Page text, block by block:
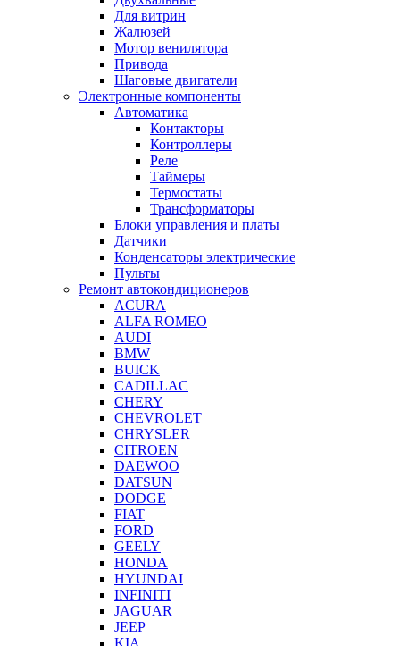
Для витрин
Жалюзей
Мотор венилятора
Привода
Шаговые двигатели
Электронные компоненты
Автоматика
Контакторы
Контроллеры
Реле
Таймеры
Термостаты
Трансформаторы
Блоки управления и платы
Датчики
Конденсаторы электрические
Пульты
Ремонт автокондиционеров
ACURA
ALFA ROMEO
AUDI
BMW
BUICK
CADILLAC
CHERY
CHEVROLET
CHRYSLER
CITROEN
DAEWOO
DATSUN
DODGE
FIAT
FORD
GEELY
HONDA
HYUNDAI
INFINITI
JAGUAR
JEEP
KIA